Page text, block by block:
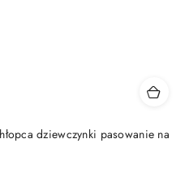
dziewczynki pasowanie na